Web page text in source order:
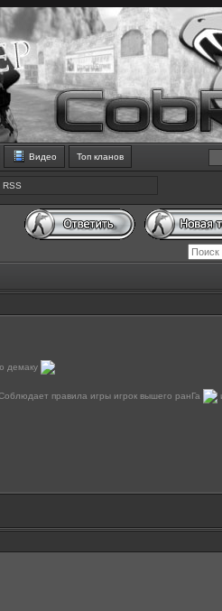
Видео Топ кланов
RSS
демаку
правила игры игрок вышего ранГа